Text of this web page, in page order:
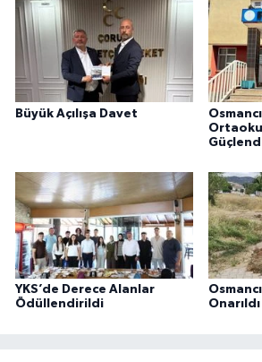
Büyük Açılışa Davet
YKS’de Derece Alanlar
Ödüllendirildi
Onarıldı